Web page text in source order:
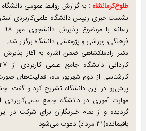
طلوع‌‌کرمانشاه : به گزارش روابط عمومی
نشست خبری رییس دانشگاه علمی‌کاربردی
فرهنگی، ورزشی و پژوهشی دانشگاه برگزار شد.
دکتر رادملکشاهی ضمن اشاره به آغاز
کارشناسی از دوم شهریور ماه، فعالیت‌های
پیش‌رو در این دانشگاه تشریح کرد و گفت:
مهارت آموزی در دانشگاه جامع علمی‌کاربردی
گردیده و از تمام خبرنگاران برای شرکت در
باقیمانده(۳۱ مرداد) دعوت می‌شود.